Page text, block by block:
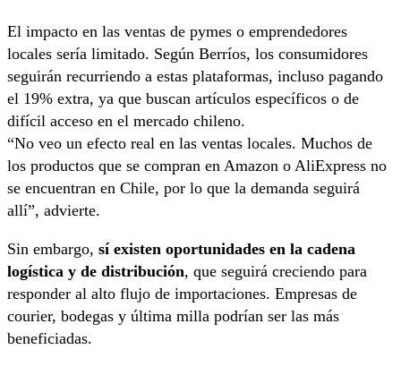
El impacto en las ventas de pymes o emprendedores
locales sería limitado. Según Berríos, los consumidores
seguirán recurriendo a estas plataformas, incluso pagando
el 19% extra, ya que buscan artículos específicos o de
difícil acceso en el mercado chileno.
“No veo un efecto real en las ventas locales. Muchos de
los productos que se compran en Amazon o AliExpress no
se encuentran en Chile, por lo que la demanda seguirá
allí”, advierte.
Sin embargo, sí existen oportunidades en la cadena
logística y de distribución, que seguirá creciendo para
responder al alto flujo de importaciones. Empresas de
courier, bodegas y última milla podrían ser las más
beneficiadas.